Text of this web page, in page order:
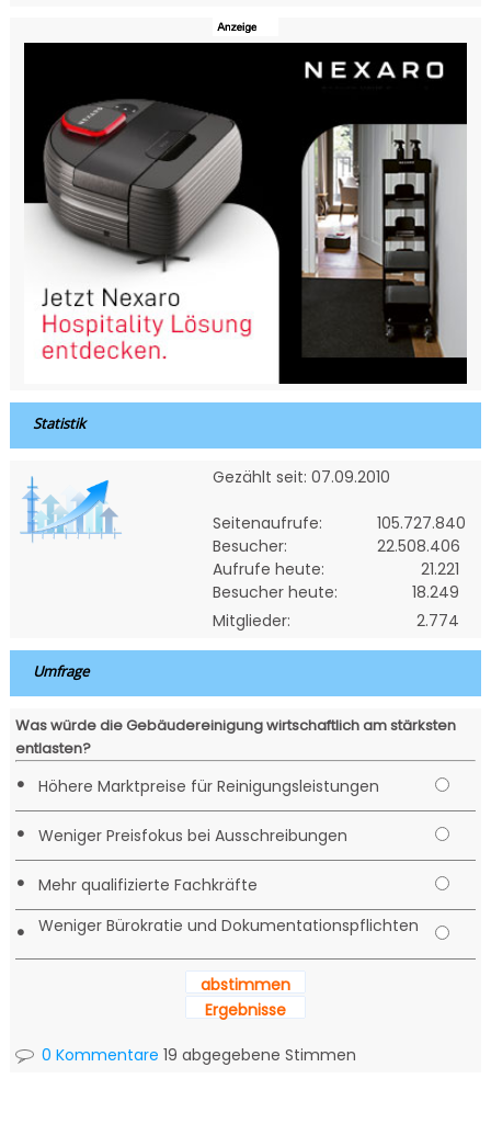
Statistik
Gezählt seit: 07.09.2010
Seitenaufrufe:
105.727.840
Besucher:
22.508.406
Aufrufe heute:
21.221
Besucher heute:
18.249
Mitglieder:
2.774
Umfrage
Was würde die Gebäudereinigung wirtschaftlich am stärksten
entlasten?
• Höhere Marktpreise für Reinigungsleistungen
• Weniger Preisfokus bei Ausschreibungen
• Mehr qualifizierte Fachkräfte
• Weniger Bürokratie und Dokumentationspflichten
abstimmen
Ergebnisse
0 Kommentare 19 abgegebene Stimmen